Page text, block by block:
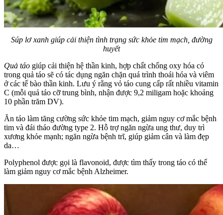
Súp lơ xanh giúp cải thiện tình trạng sức khỏe tim mạch, đường
huyết
Quả táo giúp cải thiện hệ thần kinh, hợp chất chống oxy hóa có
trong quả táo sẽ có tác dụng ngăn chặn quá trình thoái hóa và viêm
ở các tế bào thần kinh. Lưu ý rằng vỏ táo cung cấp rất nhiều vitamin
C (mỗi quả táo cỡ trung bình, nhận được 9,2 miligam hoặc khoảng
10 phần trăm DV).
Ăn táo làm tăng cường sức khỏe tim mạch, giảm nguy cơ mắc bệnh
tim và đái tháo đường type 2. Hỗ trợ ngăn ngừa ung thư, duy trì
xương khỏe mạnh; ngăn ngừa bệnh trĩ, giúp giảm cân và làm đẹp
da…
Polyphenol được gọi là flavonoid, được tìm thấy trong táo có thể
làm giảm nguy cơ mắc bệnh Alzheimer.